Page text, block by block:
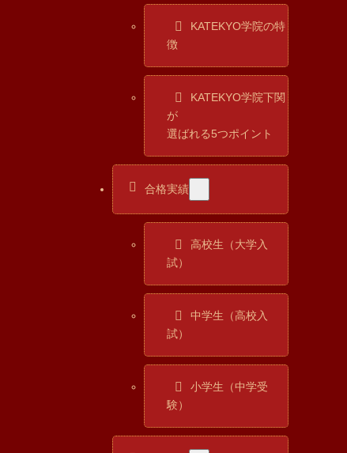
KATEKYO学院の特
徴
KATEKYO学院下関
が
選ばれる5つポイント
合格実績
高校生（大学入
試）
中学生（高校入
試）
小学生（中学受
験）